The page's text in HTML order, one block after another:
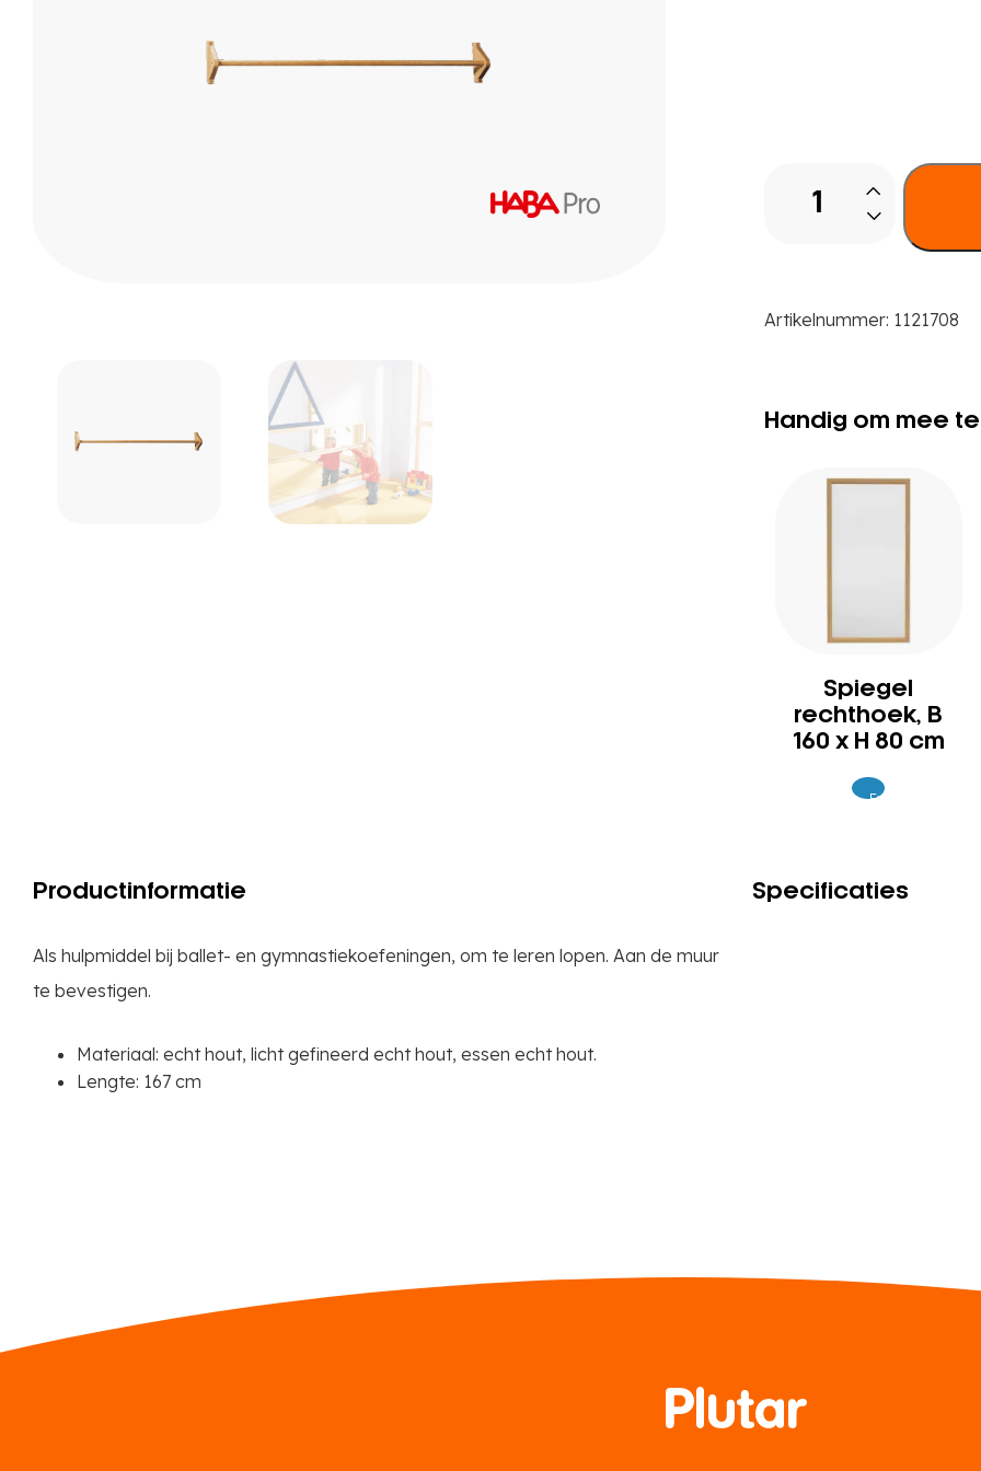
lengte
Artikelnummer: 1121708
Handig om mee
Spiegel
rechthoek, B
160 x H 80 cm
359
Excl.
Productinformatie
Als hulpmiddel bij ballet- en gymnastiekoefeningen, om te leren lopen. Aan de muur
te bevestigen.
Materiaal: echt hout, licht gefineerd echt hout, essen echt hout.
Lengte: 167 cm
Specificaties